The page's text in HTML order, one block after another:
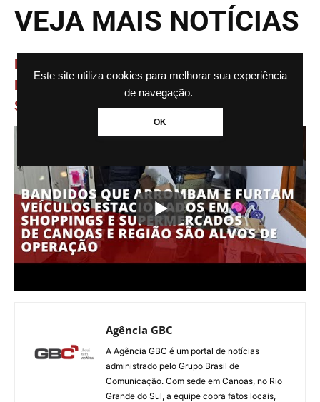
Este site utiliza cookies para melhorar sua experiência
de navegação.
OK
VEJA MAIS NOTÍCIAS
BANDIDOS ARROMBAM E FURTAM VEÍCULOS
EM ESTACIONAMENTOS DE SHOPPINGS E
SUPERMERCADOS DE CANOAS E REGIÃO
Agência GBC
A Agência GBC é um portal de notícias
administrado pelo Grupo Brasil de
Comunicação. Com sede em Canoas, no Rio
Grande do Sul, a equipe cobra fatos locais,